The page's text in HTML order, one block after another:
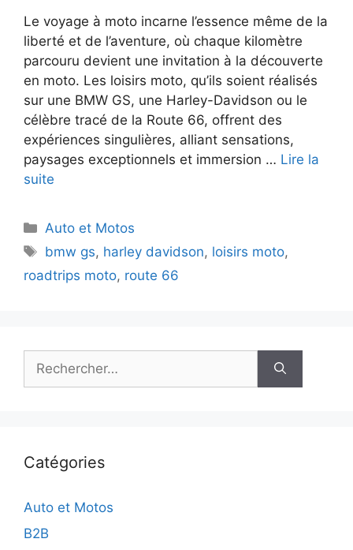
Le voyage à moto incarne l’essence même de la
liberté et de l’aventure, où chaque kilomètre
parcouru devient une invitation à la découverte
en moto. Les loisirs moto, qu’ils soient réalisés
sur une BMW GS, une Harley-Davidson ou le
célèbre tracé de la Route 66, offrent des
expériences singulières, alliant sensations,
paysages exceptionnels et immersion … Lire la
suite
Catégories
Auto et Motos
Étiquettes
bmw gs, harley davidson, loisirs moto,
roadtrips moto, route 66
Catégories
Auto et Motos
B2B